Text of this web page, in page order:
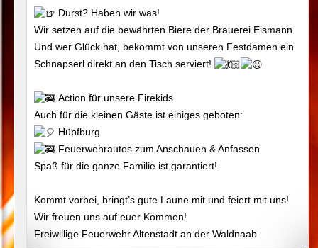
Durst? Haben wir was!
Wir setzen auf die bewährten Biere der Brauerei Eismann.
Und wer Glück hat, bekommt von unseren Festdamen ein
Schnapserl direkt an den Tisch serviert!
Action für unsere Firekids
Auch für die kleinen Gäste ist einiges geboten:
Hüpfburg
Feuerwehrautos zum Anschauen & Anfassen
Spaß für die ganze Familie ist garantiert!
Kommt vorbei, bringt’s gute Laune mit und feiert mit uns!
Wir freuen uns auf euer Kommen!
Freiwillige Feuerwehr Altenstadt an der Waldnaab